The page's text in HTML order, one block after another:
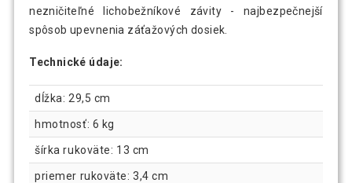
nezničiteľné lichobežníkové závity - najbezpečnejší
spôsob upevnenia záťažových dosiek.
Technické údaje:
dĺžka: 29,5 cm
hmotnosť: 6 kg
šírka rukoväte: 13 cm
priemer rukoväte: 3,4 cm